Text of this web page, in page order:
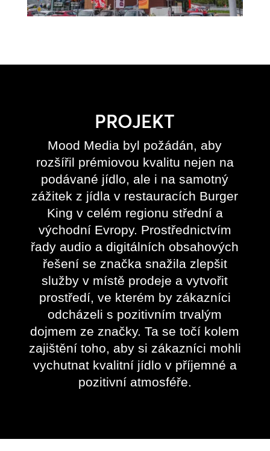
PROJEKT
Mood Media byl požádán, aby
rozšířil prémiovou kvalitu nejen na
podávané jídlo, ale i na samotný
zážitek z jídla v restauracích Burger
King v celém regionu střední a
východní Evropy. Prostřednictvím
řady audio a digitálních obsahových
řešení se značka snažila zlepšit
služby v místě prodeje a vytvořit
prostředí, ve kterém by zákazníci
odcházeli s pozitivním trvalým
dojmem ze značky. Ta se točí kolem
zajištění toho, aby si zákazníci mohli
vychutnat kvalitní jídlo v příjemné a
pozitivní atmosféře.